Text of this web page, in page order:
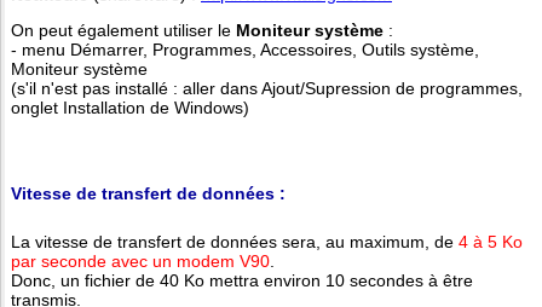
On peut également utiliser le Moniteur système :
- menu Démarrer, Programmes, Accessoires, Outils système,
Moniteur système
(s'il n'est pas installé : aller dans Ajout/Supression de programmes,
onglet Installation de Windows)
Vitesse de transfert de données :
La vitesse de transfert de données sera, au maximum, de 4 à 5 Ko
par seconde avec un modem V90
Donc, un fichier de 40 Ko mettra environ 10 secondes à être
transmis.